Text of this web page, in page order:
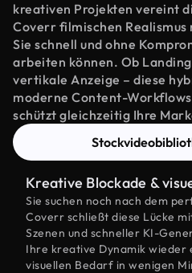
kreativen Projekten vereint
Coverr filmischen
Sie schnell und ohne
arbeiten können. Ob
vertikale Anzeige – diese
moderne Content-
schützt gleichzeitig Ihre
Kreative Blockade &
Sie suchen noch nach dem
Coverr schließt diese Lücke
Szenen und schneller KI-
Ihre kreative Dynamik wieder
visuellen Bedarf in wenigen